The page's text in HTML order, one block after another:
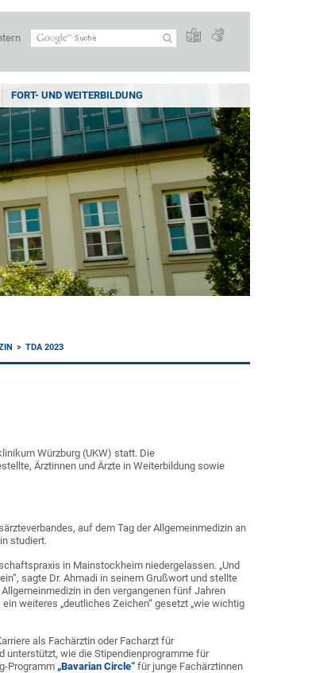
FORT- UND WEITERBILDUNG
TDA 2023
Würzburg (UKW) statt. Die
Ärztinnen und Ärzte in Weiterbildung sowie
auf dem Tag der Allgemeinmedizin an
studiert.
in Mainstockheim niedergelassen. „Und
sagte Dr. Ahmadi in seinem Grußwort und stellte
in den vergangenen fünf Jahren
weiteres „deutliches Zeichen“ gesetzt „wie wichtig
als Fachärztin oder Facharzt für
unterstützt, wie die Stipendienprogramme für
Programm „Bavarian Circle“ für junge Fachärztinnen